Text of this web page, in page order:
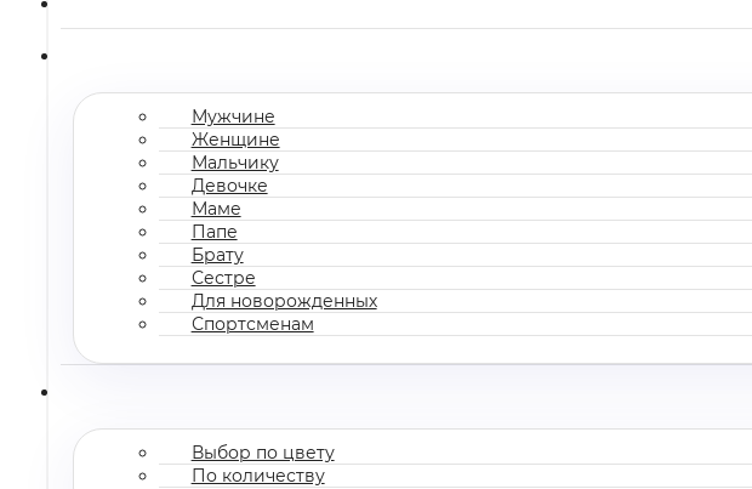
Мужчине
Женщине
Мальчику
Девочке
Маме
Папе
Брату
Сестре
Для новорожденных
Спортсменам
Выбор по цвету
По количеству